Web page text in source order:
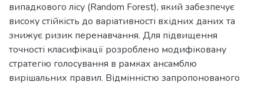
випадкового лісу (Random Forest), який забезпечує
високу стійкість до варіативності вхідних даних та
знижує ризик перенавчання. Для підвищення
точності класифікації розроблено модифіковану
стратегію голосування в рамках ансамблю
вирішальних правил. Відмінністю запропонованого